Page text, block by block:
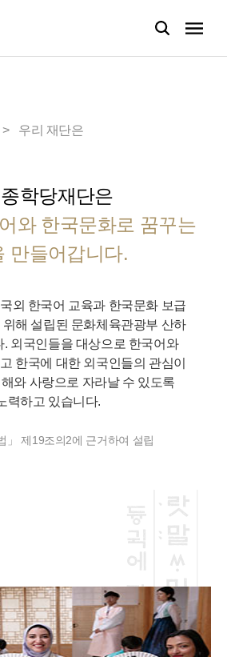
우리 재단은
학당재단은
와 한국문화로 꿈꾸는
만들어갑니다.
외 한국어 교육과 한국문화 보급
해 설립된 문화체육관광부 산하
. 외국인들을 대상으로 한국어와
한국에 대한 외국인들의 관심이
와 사랑으로 자라날 수 있도록
력하고 있습니다.
」 제19조의2에 근거하여 설립